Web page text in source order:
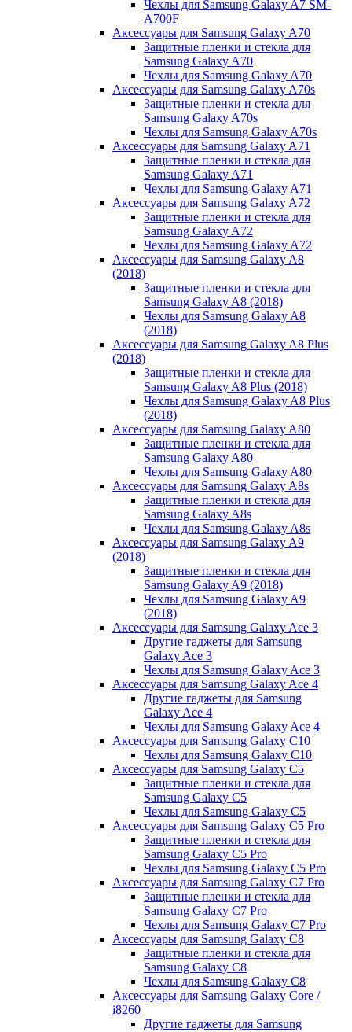
Чехлы для Samsung Galaxy A7 SM-
A700F
Аксессуары для Samsung Galaxy A70
Защитные пленки и стекла для
Samsung Galaxy A70
Чехлы для Samsung Galaxy A70
Аксессуары для Samsung Galaxy A70s
Защитные пленки и стекла для
Samsung Galaxy A70s
Чехлы для Samsung Galaxy A70s
Аксессуары для Samsung Galaxy A71
Защитные пленки и стекла для
Samsung Galaxy A71
Чехлы для Samsung Galaxy A71
Аксессуары для Samsung Galaxy A72
Защитные пленки и стекла для
Samsung Galaxy A72
Чехлы для Samsung Galaxy A72
Аксессуары для Samsung Galaxy A8
(2018)
Защитные пленки и стекла для
Samsung Galaxy A8 (2018)
Чехлы для Samsung Galaxy A8
(2018)
Аксессуары для Samsung Galaxy A8 Plus
(2018)
Защитные пленки и стекла для
Samsung Galaxy A8 Plus (2018)
Чехлы для Samsung Galaxy A8 Plus
(2018)
Аксессуары для Samsung Galaxy A80
Защитные пленки и стекла для
Samsung Galaxy A80
Чехлы для Samsung Galaxy A80
Аксессуары для Samsung Galaxy A8s
Защитные пленки и стекла для
Samsung Galaxy A8s
Чехлы для Samsung Galaxy A8s
Аксессуары для Samsung Galaxy A9
(2018)
Защитные пленки и стекла для
Samsung Galaxy A9 (2018)
Чехлы для Samsung Galaxy A9
(2018)
Аксессуары для Samsung Galaxy Ace 3
Другие гаджеты для Samsung
Galaxy Ace 3
Чехлы для Samsung Galaxy Ace 3
Аксессуары для Samsung Galaxy Ace 4
Другие гаджеты для Samsung
Galaxy Ace 4
Чехлы для Samsung Galaxy Ace 4
Аксессуары для Samsung Galaxy C10
Чехлы для Samsung Galaxy C10
Аксессуары для Samsung Galaxy C5
Защитные пленки и стекла для
Samsung Galaxy C5
Чехлы для Samsung Galaxy C5
Аксессуары для Samsung Galaxy C5 Pro
Защитные пленки и стекла для
Samsung Galaxy C5 Pro
Чехлы для Samsung Galaxy C5 Pro
Аксессуары для Samsung Galaxy C7 Pro
Защитные пленки и стекла для
Samsung Galaxy C7 Pro
Чехлы для Samsung Galaxy C7 Pro
Аксессуары для Samsung Galaxy C8
Защитные пленки и стекла для
Samsung Galaxy C8
Чехлы для Samsung Galaxy C8
Аксессуары для Samsung Galaxy Core /
i8260
Другие гаджеты для Samsung